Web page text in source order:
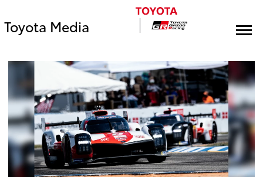
Toyota Media